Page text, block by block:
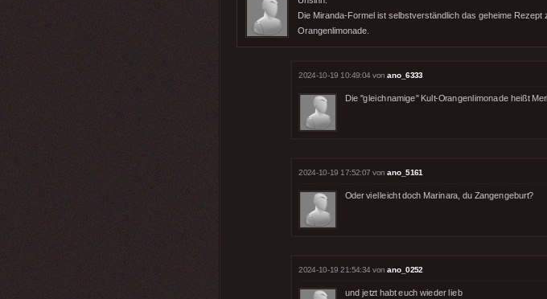
Die Miranda-Formel ist selbstverständlich das geheime
Orangenlimonade.
2024-10-19 10:49:04 vonano_6333
Die "gleichnamige" Kult-Orangenlimonade heißt
2024-10-19 17:52:07 vonano_5161
Oder vielleicht doch Marinara, du Zangengeburt?
2024-10-19 21:54:34 vonano_0252
und jetzt habt euch wieder lieb